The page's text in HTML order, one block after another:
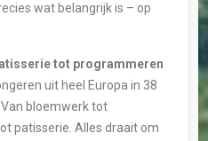
wat belangrijk is – op
tot programmeren
uit heel Europa in 38
bloemwerk tot
patisserie. Alles draait om